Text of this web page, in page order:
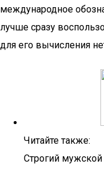
международное
лучше сразу
для его вычисления
Читайте также:
Строгий